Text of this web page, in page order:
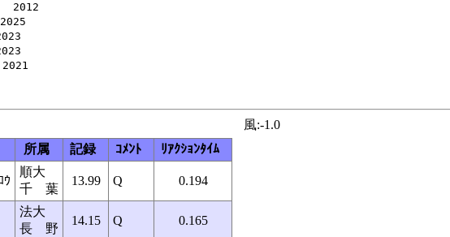
2012
風:-1.0
所属 記録 ｺﾒﾝﾄ ﾘｱｸｼｮﾝﾀｲﾑ
ｳ
順大
千 葉
13.99 Q 0.194
法大
長 野
14.15 Q 0.165